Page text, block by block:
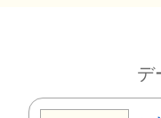
デ